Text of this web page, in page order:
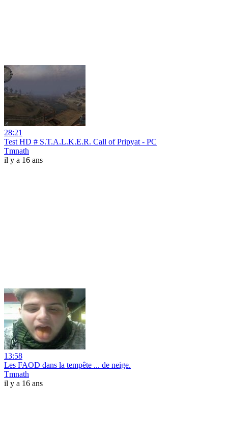
28:21
Test HD # S.T.A.L.K.E.R. Call of Pripyat - PC
Tmnath
il y a 16 ans
13:58
Les FAOD dans la tempête ... de neige.
Tmnath
il y a 16 ans